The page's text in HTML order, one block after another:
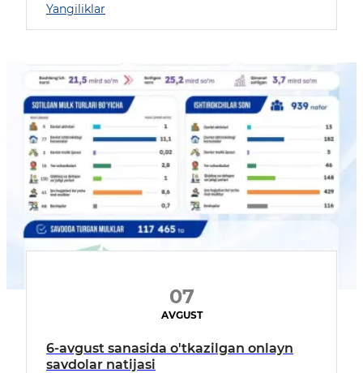
Yangiliklar
07
AVGUST
6-avgust sanasida o'tkazilgan onlayn
savdolar natijasi